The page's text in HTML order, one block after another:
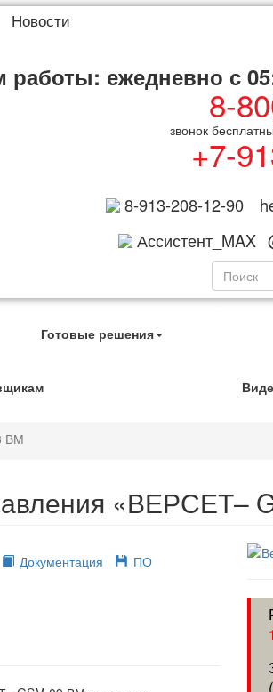
Новости
работы: ежедневно с
8-
звонок
+7-
8-913-208-12-90
Ассистент_MAX
Готовые решения
ВМ
«ВЕРСЕТ–
Документация ПО